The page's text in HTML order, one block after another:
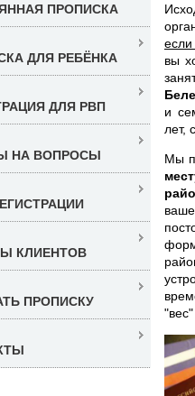
вы
и
лет,
Мы
ПРОПИСКА
ДЛЯ РЕБЁНКА
ДЛЯ РВП
НА ВОПРОСЫ
КЛИЕНТОВ
ПРОПИСКУ